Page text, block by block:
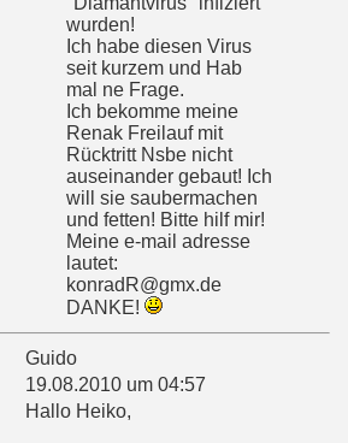
wurden!
Ich habe diesen Virus
seit kurzem und Hab
mal ne Frage.
Ich bekomme meine
Renak Freilauf mit
Rücktritt Nsbe nicht
auseinander gebaut! Ich
will sie saubermachen
und fetten! Bitte hilf mir!
Meine e-mail adresse
lautet:
konradR@gmx.de
DANKE!
Guido
19.08.2010 um 04:57
Hallo Heiko,